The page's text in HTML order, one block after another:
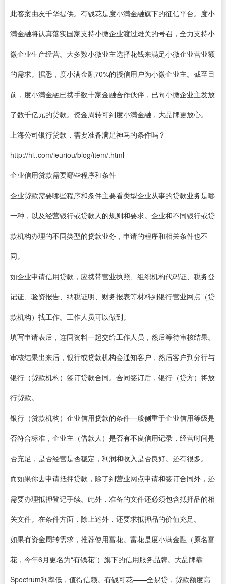
此答案由友千华提供。有钱花是度小满金融旗下的征信平台。度小
满金融将认真落实国家支持小微企业渡过难关的号召，全力支持小
微企业生产经营。大多数小微业主选择花钱来满足小微企业营业额
的需求。据悉，度小满金融70%的授信用户为小微企业主。截至目
前，度小满金融已携手数十家金融合作伙伴，已向小微企业主发放
了数千亿元的贷款。资金周转可到度小满金融，大品牌更放心。
上海公司银行贷款，需要准备满足神马的条件吗？
http://hi..com/ieuriou/blog/item/.html
企业信用贷款需要哪些程序和条件
企业贷款需要哪些程序和条件主要看类型企业从事的贷款业务是哪
一种，以及经营银行或贷款人的规则和要求。企业和不同银行或贷
款机构办理的不同类型的贷款业务，申请的程序和相关条件也不
同。
如企业申请信用贷款，应携带营业执照、组织机构代码证、税务登
记证、验资报告、纳税证明、财务报表等材料到银行营业网点（贷
款机构）找工作。工作人员可以做到。
填写申请表后，连同资料一起交给工作人员，然后等待审核结果。
审核结果出来后，银行或贷款机构会通知客户，然后客户到分行与
银行（贷款机构）签订贷款合同。合同签订后，银行（贷方）将放
行贷款。
银行（贷款机构）企业信用贷款的条件一般侧重于企业信用等级是
否符合标准，企业主（借款人）是否有不良信用记录，经营时间是
否充足，是否经营是否稳定，利润和收入是否良好。还有很多。
而如果你去申请抵押贷款，除了到营业网点申请和签订合同外，还
需要办理抵押登记手续。此外，准备的文件还必须包含抵押品的相
关文件。在条件方面，除上述外，还要求抵押品的价值充足。
如果有资金周转需求，推荐使用富花。富花是度小满金融（原名富
花，今年6月更名为“有钱花”）旗下的信用服务品牌。大品牌靠
Spectrum利率低，值得信赖。有钱可花——全易贷，贷款额度高